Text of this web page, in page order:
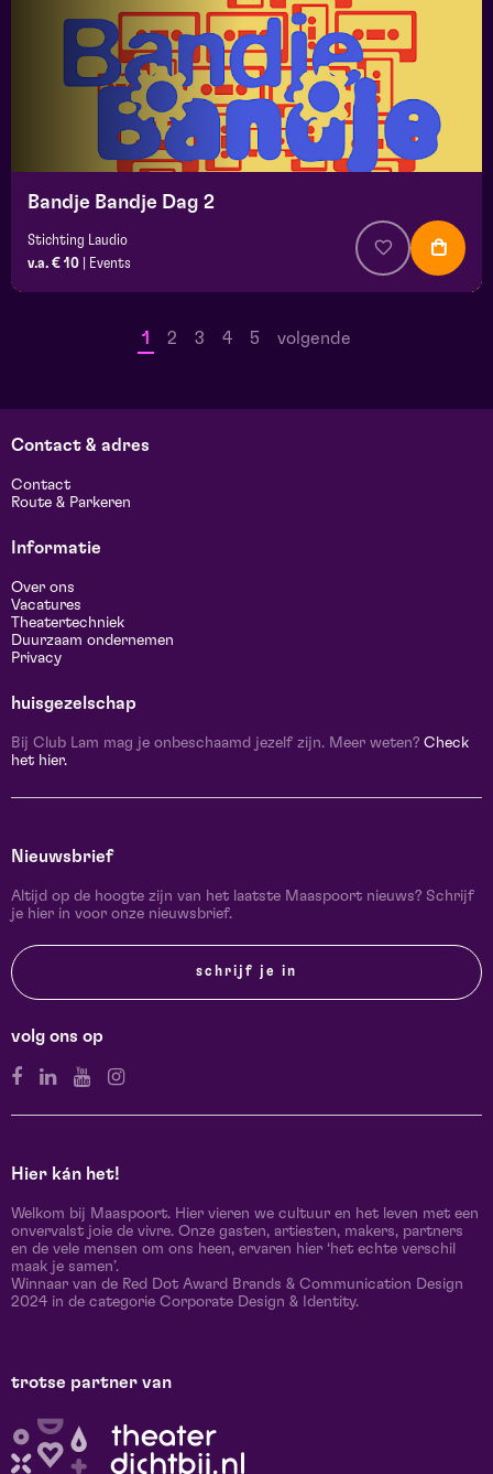
Bandje Bandje Dag 2
Stichting Laudio
v.a. € 10
Events
1 2 3 4 5 volgende
Contact & adres
Contact
Route & Parkeren
Informatie
Over ons
Vacatures
Theatertechniek
Duurzaam ondernemen
Privacy
huisgezelschap
Bij Club Lam mag je onbeschaamd jezelf zijn. Meer weten? Check
het hier.
Nieuwsbrief
Altijd op de hoogte zijn van het laatste Maaspoort nieuws? Schrijf
je hier in voor onze nieuwsbrief.
schrijf je in
volg ons op
Hier kán het!
Welkom bij Maaspoort. Hier vieren we cultuur en het leven met een
onvervalst joie de vivre. Onze gasten, artiesten, makers, partners
en de vele mensen om ons heen, ervaren hier ‘het echte verschil
maak je samen’.
Winnaar van de Red Dot Award Brands & Communication Design
2024 in de categorie Corporate Design & Identity.
trotse partner van